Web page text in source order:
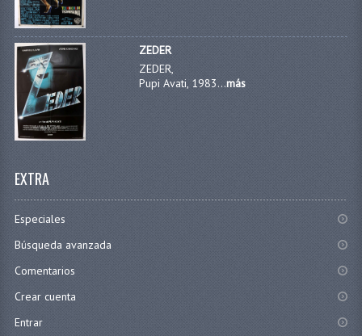
ZEDER
ZEDER,
Pupi Avati, 1983...más
EXTRA
Especiales
Búsqueda avanzada
Comentarios
Crear cuenta
Entrar